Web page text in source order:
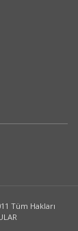
Tüm Hakları